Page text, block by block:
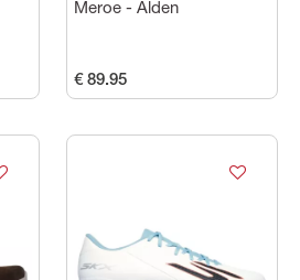
Meroe - Alden
€ 89.95